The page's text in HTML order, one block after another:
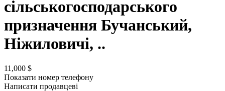
сільськогосподарського
призначення Бучанський,
Ніжиловичі, ..
11,000 $
Показати номер телефону
Написати продавцеві